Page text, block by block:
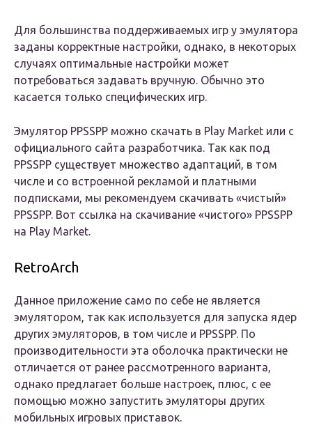
Для большинства поддерживаемых игр у эмулятора
заданы корректные настройки, однако, в некоторых
случаях оптимальные настройки может
потребоваться задавать вручную. Обычно это
касается только специфических игр.
Эмулятор PPSSPP можно скачать в Play Market или с
официального сайта разработчика. Так как под
PPSSPP существует множество адаптаций, в том
числе и со встроенной рекламой и платными
подписками, мы рекомендуем скачивать «чистый»
PPSSPP. Вот ссылка на скачивание «чистого» PPSSPP
на Play Market.
RetroArch
Данное приложение само по себе не является
эмулятором, так как используется для запуска ядер
других эмуляторов, в том числе и PPSSPP. По
производительности эта оболочка практически не
отличается от ранее рассмотренного варианта,
однако предлагает больше настроек, плюс, с ее
помощью можно запустить эмуляторы других
мобильных игровых приставок.